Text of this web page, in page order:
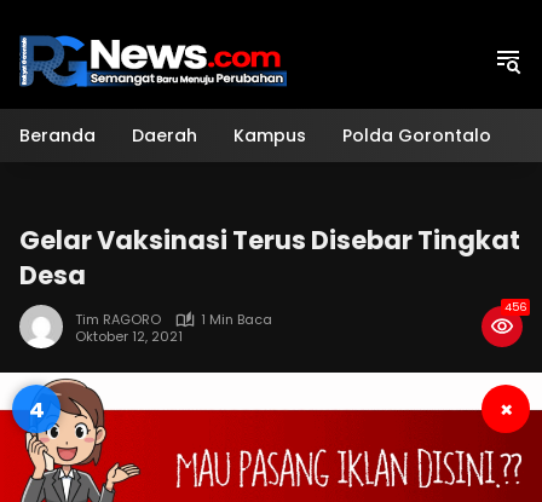
konten
Beranda Daerah Kampus Polda Gorontalo
Gelar Vaksinasi Terus Disebar Tingkat
Desa
Tim RAGORO
1 Min Baca
Oktober 12, 2021
456
3 ×